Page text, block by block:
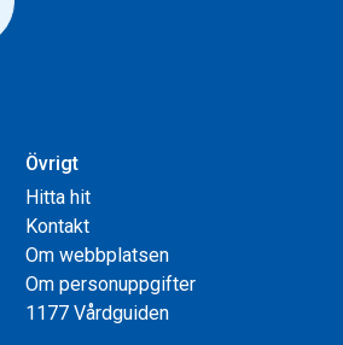
Övrigt
Hitta hit
Kontakt
Om webbplatsen
Om personuppgifter
1177 Vårdguiden